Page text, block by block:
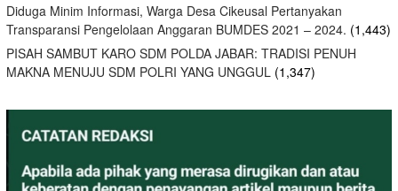
Diduga Minim Informasi, Warga Desa Cikeusal Pertanyakan
Transparansi Pengelolaan Anggaran BUMDES 2021 – 2024. (1,443)
PISAH SAMBUT KARO SDM POLDA JABAR: TRADISI PENUH
MAKNA MENUJU SDM POLRI YANG UNGGUL (1,347)